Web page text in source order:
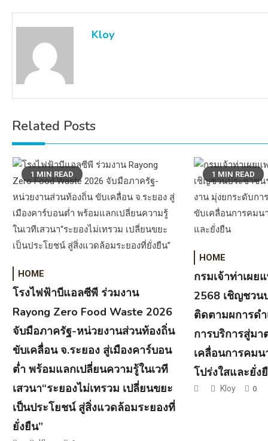
Kloy
Related Posts
1 MIN READ
HOME
โรงไฟฟ้าบีแอลซีพี ร่วมงาน
Rayong Zero Food Waste 2026
จับมือภาครัฐ-หน่วยงานส่วนท้องถิ่น
ขับเคลื่อน จ.ระยอง สู่เมืองคาร์บอน
ต่ำ พร้อมแลกเปลี่ยนความรู้ในเวที
เสวนา“ระยองไม่เทรวม เปลี่ยนขยะ
เป็นประโยชน์ สู่สิ่งแวดล้อมระยองที่
ยั่งยืน”
1 MIN READ
HOME
กรมเจ้าท่าเผย
2568 เชิญชวน
ติดตามผการด
การบริการสู่ม
เคลื่อนการคม
โปร่งใสและยั่ง
Kloy 0